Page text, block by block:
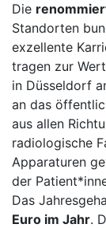
Die
Standorten
exzellente
tragen zur
in Düsseldorf
an das
aus allen
radiologische
Apparaturen
der
Das
Euro im Jahr.